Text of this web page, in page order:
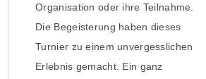
Organisation oder ihre Teilnahme.
Die Begeisterung haben dieses
Turnier zu einem unvergesslichen
Erlebnis gemacht. Ein ganz